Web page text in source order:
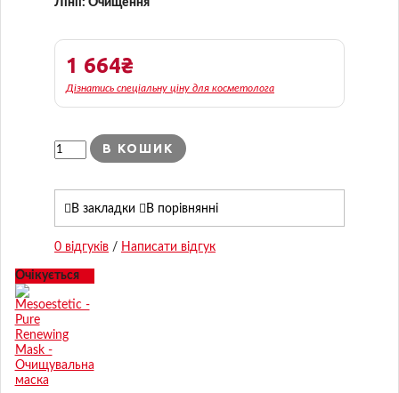
Лінії: Очищення
1 664₴
Дізнатись спеціальну ціну для косметолога
В КОШИК
В закладки В порівнянні
0 відгуків / Написати відгук
Очікується